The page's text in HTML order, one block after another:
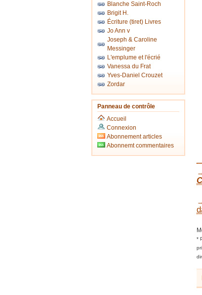
Blanche Saint-Roch
Brigit H.
Écriture (tiret) Livres
Jo Ann v
Joseph & Caroline
Messinger
L'emplume et l'écrié
Vanessa du Frat
Yves-Daniel Crouzet
Zordar
Panneau de contrôle
Accueil
Connexion
Abonnement articles
Abonnemt commentaires
*